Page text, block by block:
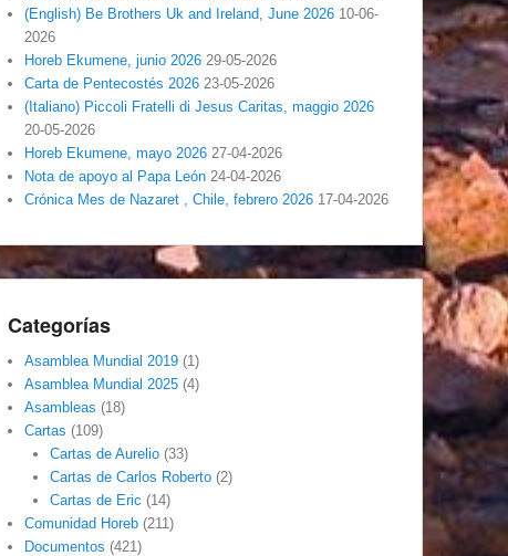
(English) Be Brothers Uk and Ireland, June 2026 10-06-
2026
Horeb Ekumene, junio 2026 29-05-2026
Carta de Pentecostés 2026 23-05-2026
(Italiano) Piccoli Fratelli di Jesus Caritas, maggio 2026
20-05-2026
Horeb Ekumene, mayo 2026 27-04-2026
Nota de apoyo al Papa León 24-04-2026
Crónica Mes de Nazaret , Chile, febrero 2026 17-04-2026
Categorías
Asamblea Mundial 2019 (1)
Asamblea Mundial 2025 (4)
Asambleas (18)
Cartas (109)
Cartas de Aurelio(33)
Cartas de Carlos Roberto(2)
Cartas de Eric (14)
Comunidad Horeb (211)
Documentos (421)